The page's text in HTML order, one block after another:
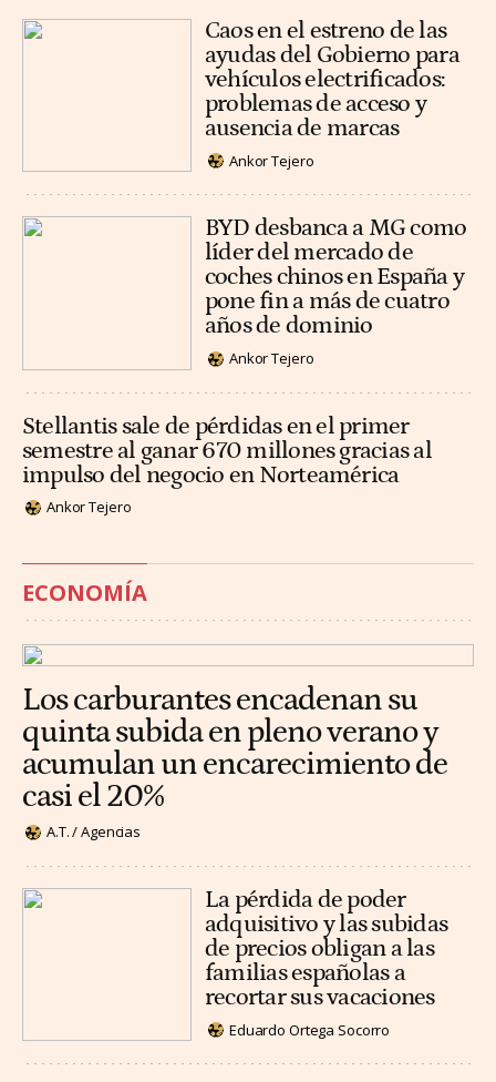
Caos en el estreno de las
ayudas del Gobierno para
vehículos electrificados:
problemas de acceso y
ausencia de marcas
Ankor Tejero
BYD desbanca a MG como
líder del mercado de
coches chinos en España y
pone fin a más de cuatro
años de dominio
Ankor Tejero
Stellantis sale de pérdidas en el primer
semestre al ganar 670 millones gracias al
impulso del negocio en Norteamérica
Ankor Tejero
ECONOMÍA
Los carburantes encadenan su
quinta subida en pleno verano y
acumulan un encarecimiento de
casi el 20%
A.T. / Agencias
La pérdida de poder
adquisitivo y las subidas
de precios obligan a las
familias españolas a
recortar sus vacaciones
Eduardo Ortega Socorro